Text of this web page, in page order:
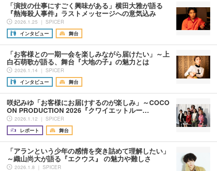
「演技の仕事にすごく興味がある」横田大雅が語る
『熱海殺人事件』ラストメッセージへの意気込み
2026.1.25 ｜ SPICER
インタビュー
舞台
「お客様との一期一会を楽しみながら届けたい」～上
白石萌歌が語る、舞台『大地の子』の魅力とは
2026.1.14 ｜ SPICER
インタビュー
舞台
咲妃みゆ「お客様にお届けするのが楽しみ」～COCO
ON PRODUCTION 2026『クワイエットルー…
2026.1.12 ｜ SPICER
レポート
舞台
「アランという少年の感情を突き詰めて理解したい」
～織山尚大が語る『エクウス』 の魅力や難しさ
2026.1.8 ｜ SPICER